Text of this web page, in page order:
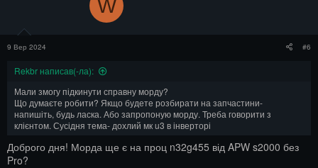
W
9 Вер 2024 #6
Rekbr написав(-ла):
Мали змогу підкинути справну морду?
Що думаєте робити? Якщо будете розбирати на запчастини-
напишіть, будь ласка. Або запропоную морду. Треба говорити з
клієнтом. Сусідня тема- дохлий мк u3 в інверторі
Доброго дня! Морда ще є на проц n32g455 від APW s2000 без
Pro?